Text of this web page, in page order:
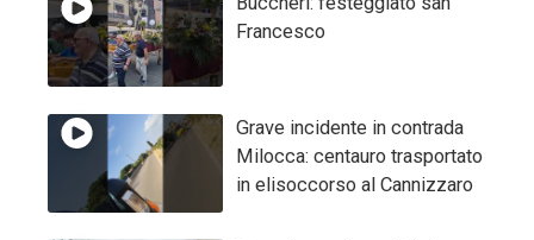
Francesco
Grave incidente in contrada
Milocca: centauro trasportato
in elisoccorso al Cannizzaro